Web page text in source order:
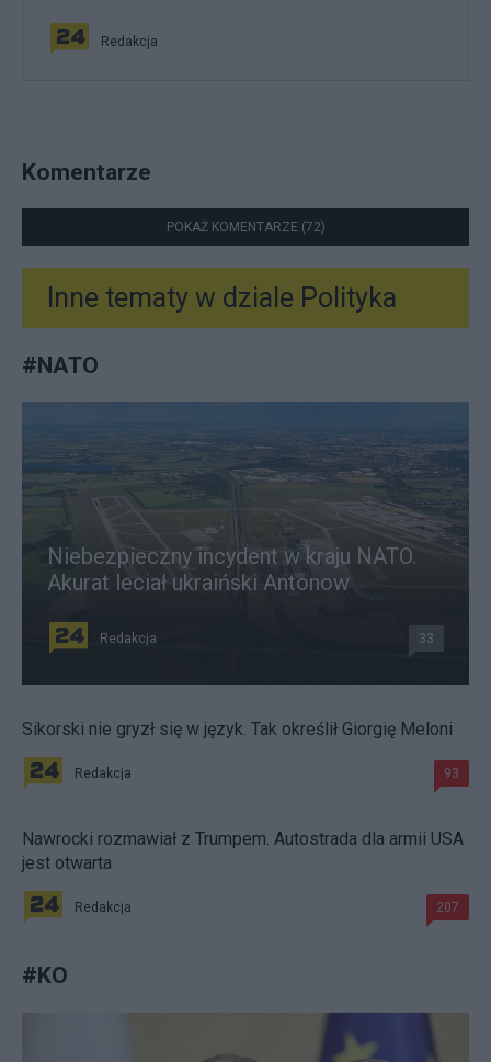
Redakcja
Komentarze
POKAŻ KOMENTARZE (72)
Inne tematy w dziale Polityka
#NATO
Niebezpieczny incydent w kraju NATO.
Akurat leciał ukraiński Antonow
Redakcja 33
Sikorski nie gryzł się w język. Tak określił Giorgię Meloni
Redakcja 93
Nawrocki rozmawiał z Trumpem. Autostrada dla armii USA
jest otwarta
Redakcja 207
#KO